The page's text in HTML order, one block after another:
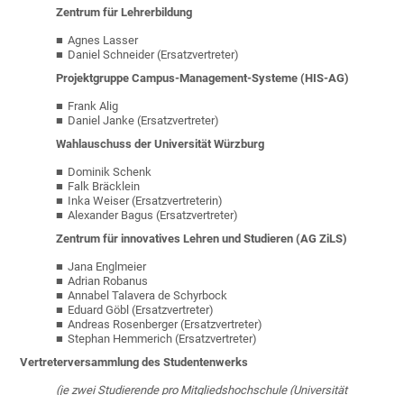
Zentrum für Lehrerbildung
Agnes Lasser
Daniel Schneider (Ersatzvertreter)
Projektgruppe Campus-Management-Systeme (HIS-AG)
Frank Alig
Daniel Janke (Ersatzvertreter)
Wahlauschuss der Universität Würzburg
Dominik Schenk
Falk Bräcklein
Inka Weiser (Ersatzvertreterin)
Alexander Bagus (Ersatzvertreter)
Zentrum für innovatives Lehren und Studieren (AG ZiLS)
Jana Englmeier
Adrian Robanus
Annabel Talavera de Schyrbock
Eduard Göbl (Ersatzvertreter)
Andreas Rosenberger (Ersatzvertreter)
Stephan Hemmerich (Ersatzvertreter)
Vertreterversammlung des Studentenwerks
(je zwei Studierende pro Mitgliedshochschule (Universität